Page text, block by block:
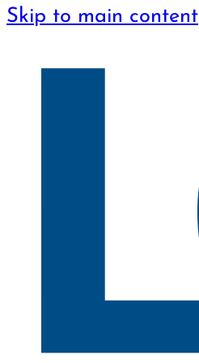
Skip to main content